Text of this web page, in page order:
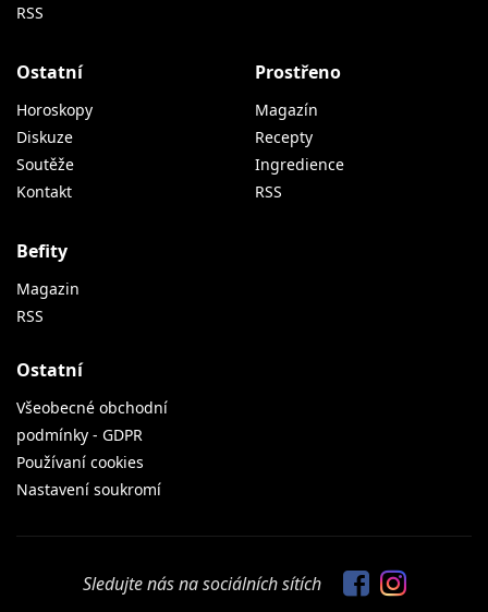
RSS
Ostatní
Horoskopy
Diskuze
Soutěže
Kontakt
Prostřeno
Magazín
Recepty
Ingredience
RSS
Befity
Magazin
RSS
Ostatní
Všeobecné obchodní
podmínky - GDPR
Používaní cookies
Nastavení soukromí
Sledujte nás na sociálních sítích